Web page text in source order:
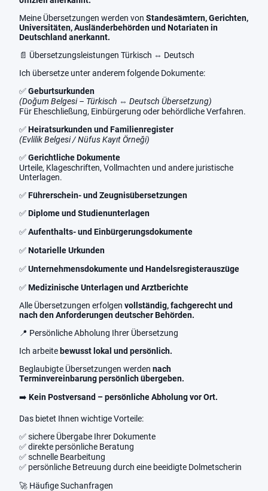
Meine Übersetzungen werden von Standesämtern, Gerichten,
Universitäten, Ausländerbehörden und Notariaten in
Deutschland anerkannt.
📄 Übersetzungsleistungen Türkisch ⇔ Deutsch
Ich übersetze unter anderem folgende Dokumente:
✅Geburtsurkunden
(Doğum Belgesi – Türkisch ⇔ Deutsch Übersetzung)
Für Eheschließung, Einbürgerung oder behördliche Verfahren.
✅Heiratsurkunden und Familienregister
(Evlilik Belgesi / Nüfus Kayıt Örneği)
✅Gerichtliche Dokumente
Urteile, Klageschriften, Vollmachten und andere juristische
Unterlagen.
✅Führerschein- und Zeugnisübersetzungen
✅Diplome und Studienunterlagen
✅Aufenthalts- und Einbürgerungsdokumente
✅Notarielle Urkunden
✅Unternehmensdokumente und Handelsregisterauszüge
✅Medizinische Unterlagen und Arztberichte
Alle Übersetzungen erfolgen vollständig, fachgerecht und
nach den Anforderungen deutscher Behörden.
📍 Persönliche Abholung Ihrer Übersetzung
Ich arbeite bewusst lokal und persönlich.
Beglaubigte Übersetzungen werden nach
Terminvereinbarung persönlich übergeben.
➡️ Kein Postversand – persönliche Abholung vor Ort.
Das bietet Ihnen wichtige Vorteile:
✅ sichere Übergabe Ihrer Dokumente
✅ direkte persönliche Beratung
✅ schnelle Bearbeitung
✅ persönliche Betreuung durch eine beeidigte Dolmetscherin
🚀 Häufige Suchanfragen